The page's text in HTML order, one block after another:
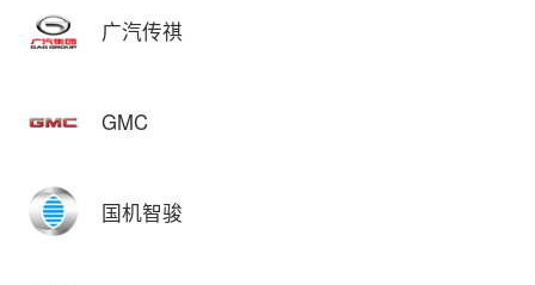
广汽传祺
GMC
国机智骏